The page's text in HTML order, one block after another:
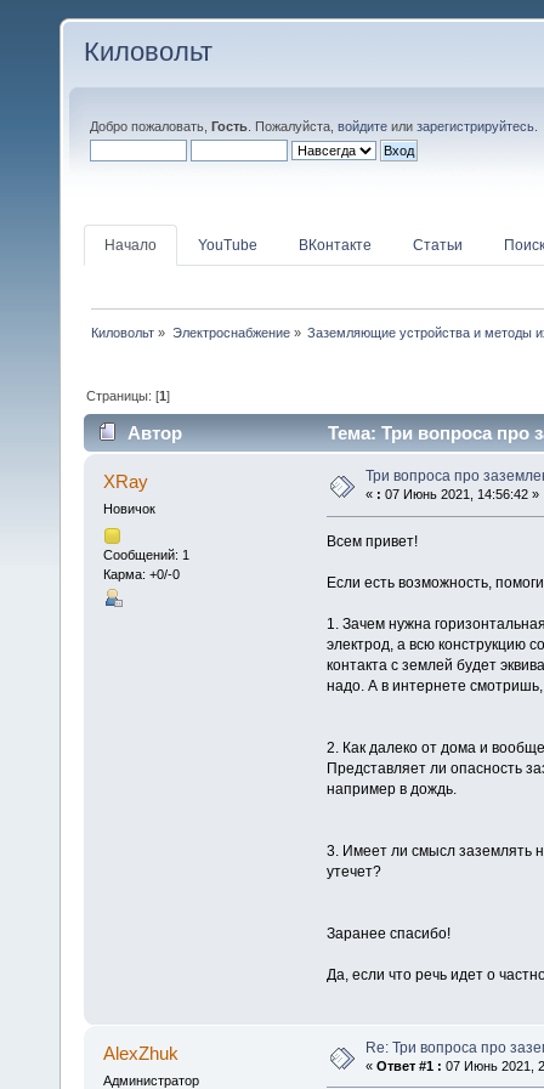
Киловольт
Добро пожаловать, Гость . Пожалуйста, войдите или зарегистрируйтесь
Начало YouTube ВКонтакте Статьи Поиск
Киловольт » Электроснабжение» Заземляющие устройства и методы
Страницы: [1]
Автор Тема: Три вопроса про
XRay
Новичок
Сообщений: 1
Карма: +0/-0
Три вопроса про
« : 07 Июнь 2021, 14:56:42 »
Всем привет!
Если есть возможность,
1. Зачем нужна
электрод, а всю конструкцию
контакта с землей будет
надо. А в интернете смотришь,
2. Как далеко от дома и
Представляет ли опасность
например в дождь.
3. Имеет ли смысл заземлять
утечет?
Заранее спасибо!
Да, если что речь идет о
AlexZhuk
Администратор
Re: Три вопроса про
« Ответ #1 : 07 Июнь 2021,